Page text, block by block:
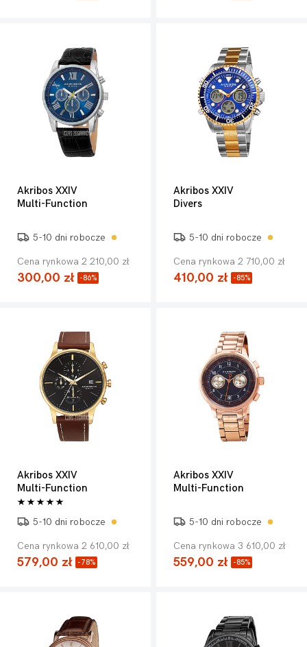
Akribos XXIV
Multi-Function
5-10 dni robocze
Cena rynkowa 2 210,00 zł
300,00 zł -86%
Akribos XXIV
Divers
5-10 dni robocze
Cena rynkowa 2 710,00 zł
410,00 zł -85%
Akribos XXIV
Multi-Function
5-10 dni robocze
Cena rynkowa 2 610,00 zł
579,00 zł -78%
Akribos XXIV
Multi-Function
5-10 dni robocze
Cena rynkowa 3 610,00 zł
559,00 zł -85%